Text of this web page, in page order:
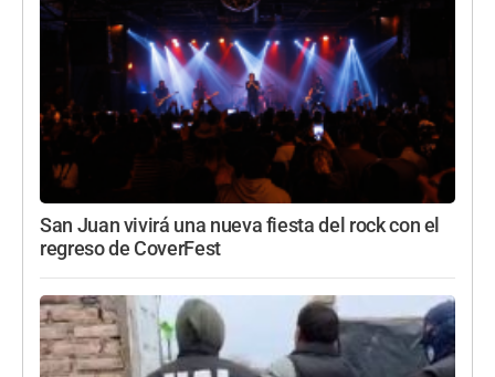
San Juan vivirá una nueva fiesta del rock con el
regreso de CoverFest